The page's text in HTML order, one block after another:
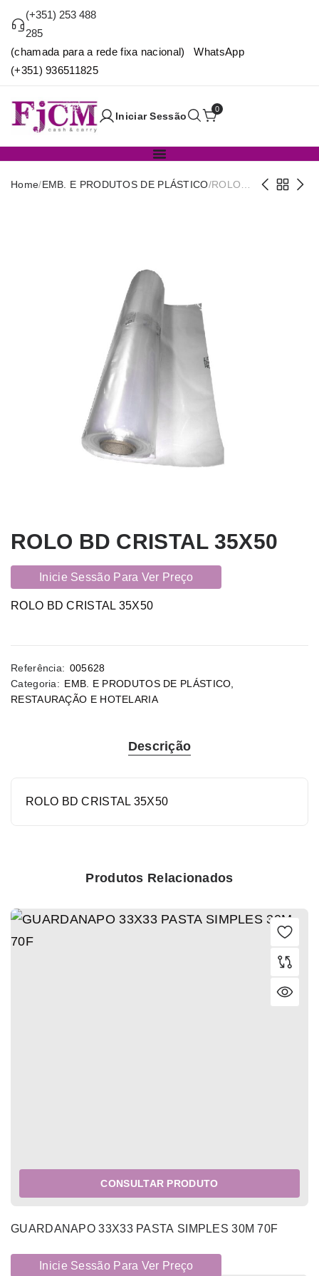
(+351) 253 488
285
(chamada para a rede fixa nacional) WhatsApp
(+351) 936511825
Iniciar Sessão
0
Home/EMB. E PRODUTOS DE PLÁSTICO/ROLO
ROLO BD CRISTAL 35X50
Inicie Sessão Para Ver Preço
ROLO BD CRISTAL 35X50
Referência: 005628
Categoria: EMB. E PRODUTOS DE PLÁSTICO
RESTAURAÇÃO E HOTELARIA
Descrição
ROLO BD CRISTAL 35X50
Produtos Relacionados
CONSULTAR PRODUTO
GUARDANAPO 33X33 PASTA SIMPLES 30M 70F
Inicie Sessão Para Ver Preço